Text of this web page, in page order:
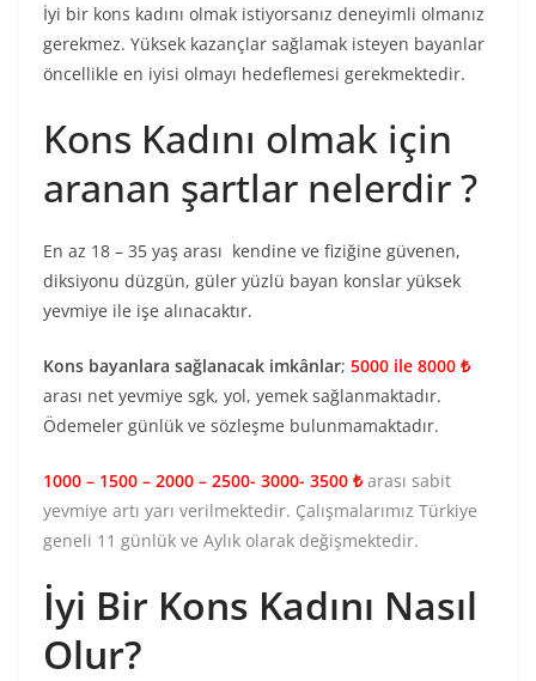
İyi bir kons kadını olmak istiyorsanız deneyimli olmanız
gerekmez. Yüksek kazançlar sağlamak isteyen bayanlar
öncellikle en iyisi olmayı hedeflemesi gerekmektedir.
Kons Kadını olmak için
aranan şartlar nelerdir ?
En az 18 – 35 yaş arası kendine ve fiziğine güvenen,
diksiyonu düzgün, güler yüzlü bayan konslar yüksek
yevmiye ile işe alınacaktır.
Kons bayanlara sağlanacak imkânlar; 5000 ile 8000 ₺
arası net yevmiye sgk, yol, yemek sağlanmaktadır.
Ödemeler günlük ve sözleşme bulunmamaktadır.
1000 – 1500 – 2000 – 2500- 3000- 3500 ₺ arası sabit
yevmiye artı yarı verilmektedir. Çalışmalarımız Türkiye
geneli 11 günlük ve Aylık olarak değişmektedir.
İyi Bir Kons Kadını Nasıl
Olur?